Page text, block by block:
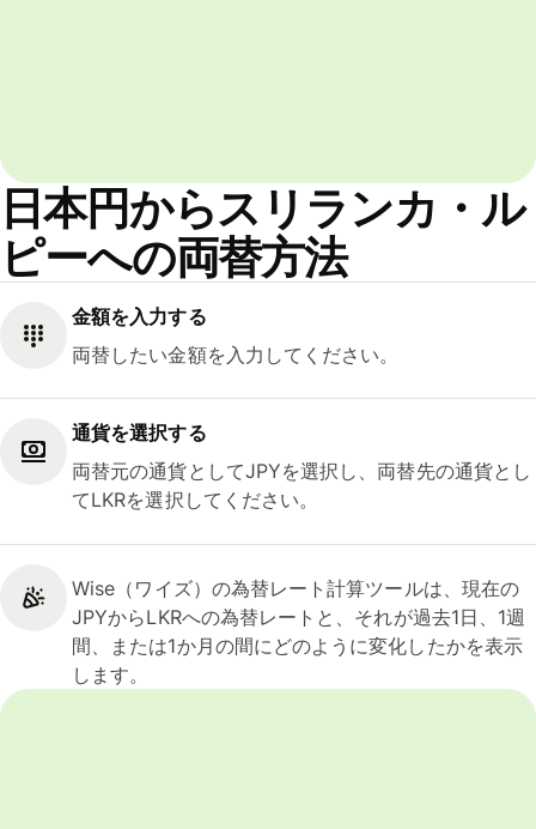
日本円からスリランカ・ル
ピーへの両替方法
金額を入力する
両替したい金額を入力してください。
通貨を選択する
両替元の通貨としてJPYを選択し、両替先の通貨とし
てLKRを選択してください。
Wise（ワイズ）の為替レート計算ツールは、現在の
JPYからLKRへの為替レートと、それが過去1日、1週
間、または1か月の間にどのように変化したかを表示
します。